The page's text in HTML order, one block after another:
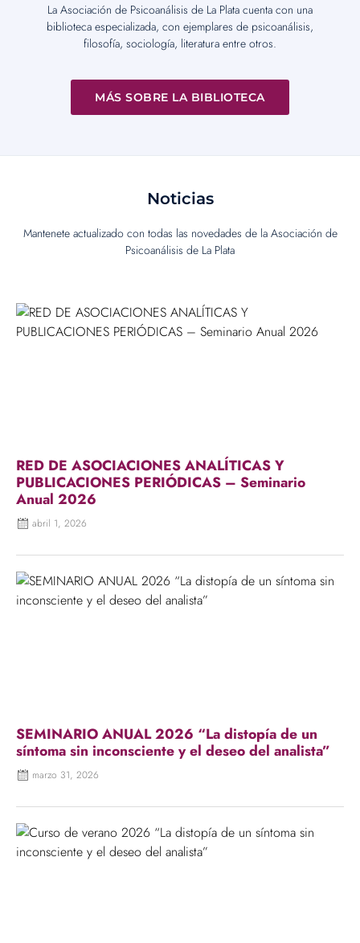
La Asociación de Psicoanálisis de La Plata cuenta con una
biblioteca especializada, con ejemplares de psicoanálisis,
filosofía, sociología, literatura entre otros.
MÁS SOBRE LA BIBLIOTECA
Noticias
Mantenete actualizado con todas las novedades de la Asociación de
Psicoanálisis de La Plata
RED DE ASOCIACIONES ANALÍTICAS Y
PUBLICACIONES PERIÓDICAS – Seminario
Anual 2026
abril 1, 2026
SEMINARIO ANUAL 2026 “La distopía de un
síntoma sin inconsciente y el deseo del analista”
marzo 31, 2026